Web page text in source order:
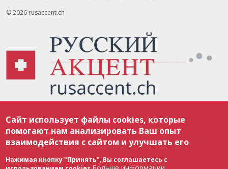
© 2026 rusaccent.ch
соответствии с законодательством Швейцарии об авторском праве и
международными соглашениями. Полное или частичное использование
материалов возможно только с разрешения редакции. В случае полного
или частичного воспроизведения материалов сайта rusaccent.ch,
ОБЯЗАТЕЛЬНА АКТИВНАЯ ГИПЕРССЫЛКА на конкретный заимствованный
текст. Фотоизображения, размещенные редакцией rusaccent.ch, являются
ее исключительной собственностью. Полное или частичное
Сайт использует файлы cookies, которые
помогают нам анализировать Ваш опыт
взаимодействия с сайтом и улучшать его
Нажимая кнопку "Принять", Вы соглашаетесь с